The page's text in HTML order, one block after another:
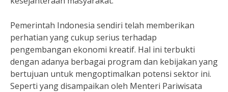
Pemerintah Indonesia sendiri telah memberikan
perhatian yang cukup serius terhadap
pengembangan ekonomi kreatif. Hal ini terbukti
dengan adanya berbagai program dan kebijakan yang
bertujuan untuk mengoptimalkan potensi sektor ini.
Seperti yang disampaikan oleh Menteri Pariwisata